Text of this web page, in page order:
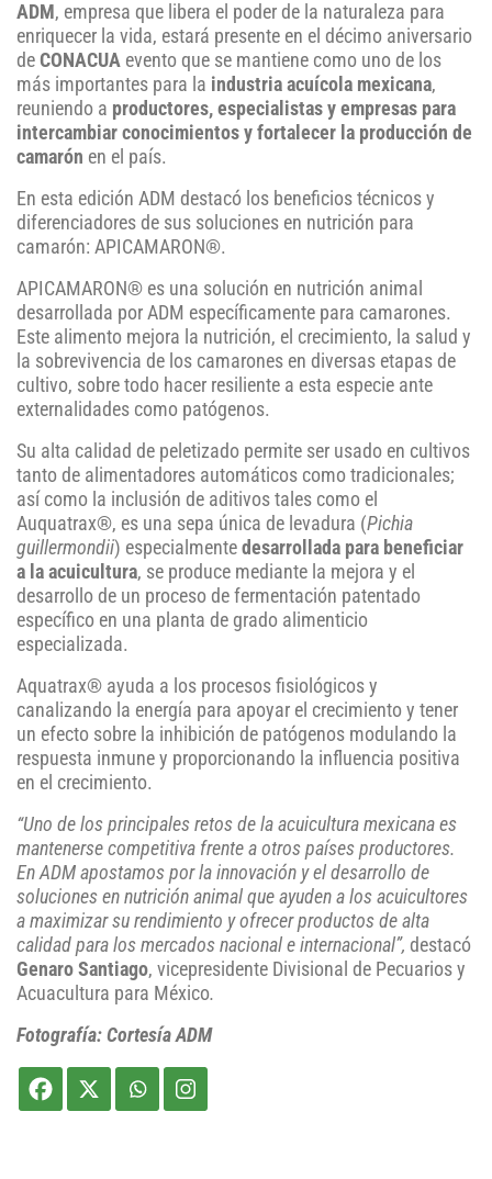
ADM , empresa que libera el poder de la naturaleza para
enriquecer la vida, estará presente en el décimo aniversario
de CONACUA evento que se mantiene como uno de los
más importantes para la industria acuícola mexicana,
reuniendo a productores, especialistas y empresas para
intercambiar conocimientos y fortalecer la producción de
camarón en el país.
En esta edición ADM destacó los beneficios técnicos y
diferenciadores de sus soluciones en nutrición para
camarón: APICAMARON®.
APICAMARON® es una solución en nutrición animal
desarrollada por ADM específicamente para camarones.
Este alimento mejora la nutrición, el crecimiento, la salud y
la sobrevivencia de los camarones en diversas etapas de
cultivo, sobre todo hacer resiliente a esta especie ante
externalidades como patógenos.
Su alta calidad de peletizado permite ser usado en cultivos
tanto de alimentadores automáticos como tradicionales;
así como la inclusión de aditivos tales como el
Auquatrax®, es una sepa única de levadura (Pichia
guillermondii) especialmente desarrollada para beneficiar
a la acuicultura, se produce mediante la mejora y el
desarrollo de un proceso de fermentación patentado
específico en una planta de grado alimenticio
especializada.
Aquatrax® ayuda a los procesos fisiológicos y
canalizando la energía para apoyar el crecimiento y tener
un efecto sobre la inhibición de patógenos modulando la
respuesta inmune y proporcionando la influencia positiva
en el crecimiento.
“Uno de los principales retos de la acuicultura mexicana es
mantenerse competitiva frente a otros países productores.
En ADM apostamos por la innovación y el desarrollo de
soluciones en nutrición animal que ayuden a los acuicultores
a maximizar su rendimiento y ofrecer productos de alta
calidad para los mercados nacional e internacional”, destacó
Genaro Santiago, vicepresidente Divisional de Pecuarios y
Acuacultura para México.
Fotografía: Cortesía ADM